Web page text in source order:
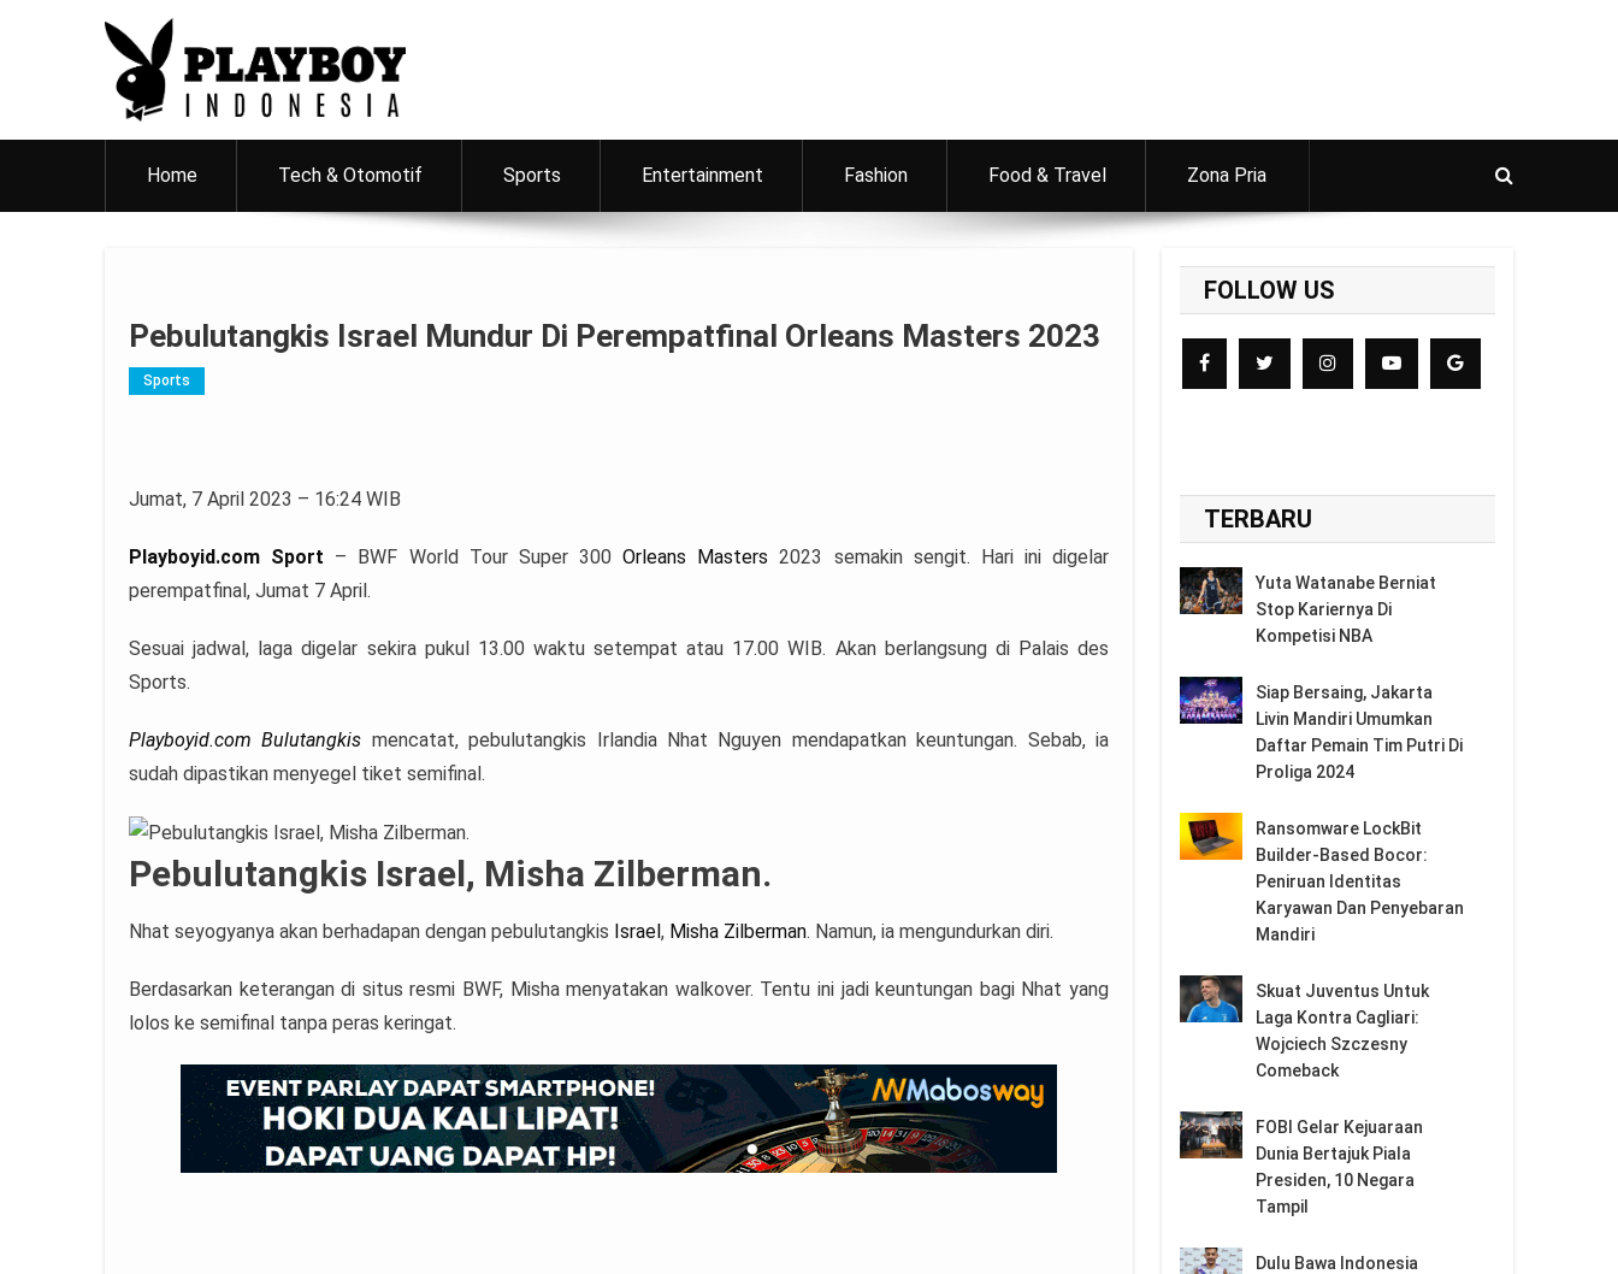
PlayboyID
Majalah Lifestyle Andalan Pria Indonesia
Home
Tech & Otomotif Sports Entertainment Fashion Food & Travel Zona Pria
Pebulutangkis Israel Mundur Di Perempatfinal Orleans Masters 2023
Sports
Jumat, 7 April 2023 – 16:24 WIB
Playboyid.com Sport – BWF World Tour Super 300Orleans Masters 2023 semakin sengit. Hari ini digelar
perempatfinal, Jumat 7 April.
Sesuai jadwal, laga digelar sekira pukul 13.00 waktu setempat atau 17.00 WIB. Akan berlangsung di Palais des
Sports.
Playboyid.com Bulutangkis mencatat, pebulutangkis Irlandia Nhat Nguyen mendapatkan keuntungan. Sebab, ia
sudah dipastikan menyegel tiket semifinal.
Pebulutangkis Israel, Misha Zilberman.
Nhat seyogyanya akan berhadapan dengan pebulutangkis Israel, Misha Zilberman. Namun, ia mengundurkan diri.
Berdasarkan keterangan di situs resmi BWF, Misha menyatakan walkover. Tentu ini jadi keuntungan bagi Nhat yang
lolos ke semifinal tanpa peras keringat.
FOLLOW US
TERBARU
Yuta Watanabe Berniat
Stop Kariernya Di
Kompetisi NBA
Siap Bersaing, Jakarta
Livin Mandiri Umumkan
Daftar Pemain Tim Putri Di
Proliga 2024
Ransomware LockBit
Builder-Based Bocor:
Peniruan Identitas
Karyawan Dan Penyebaran
Mandiri
Skuat Juventus Untuk
Laga Kontra Cagliari:
Wojciech Szczesny
Comeback
FOBI Gelar Kejuaraan
Dunia Bertajuk Piala
Presiden, 10 Negara
Tampil
Dulu Bawa Indonesia